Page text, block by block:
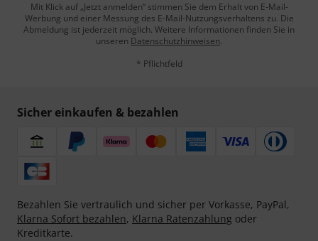
Mit Klick auf „Jetzt anmelden“ stimmen Sie dem Erhalt von E-Mail-
Werbung und einer Messung des E-Mail-Nutzungsverhaltens zu. Die
Abmeldung ist jederzeit möglich. Weitere Informationen finden Sie in
unseren Datenschutzhinweisen.
* Pflichtfeld
Sicher einkaufen & bezahlen
Bezahlen Sie vertraulich und sicher per Vorkasse, PayPal,
Klarna Sofort bezahlen, Klarna Ratenzahlung oder
Kreditkarte.